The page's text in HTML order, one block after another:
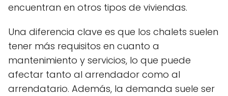
encuentran en otros tipos de viviendas.
Una diferencia clave es que los chalets suelen
tener más requisitos en cuanto a
mantenimiento y servicios, lo que puede
afectar tanto al arrendador como al
arrendatario. Además, la demanda suele ser